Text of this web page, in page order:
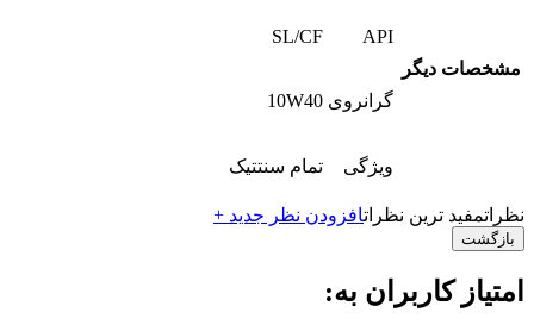
مشخصات دیگر
API
SL/CF
گرانروی 10W40
ویژگی تمام سنتتیک
نظراتمفید ترین نظراتافزودن نظر جدید +
بازگشت
امتیاز کاربران به: